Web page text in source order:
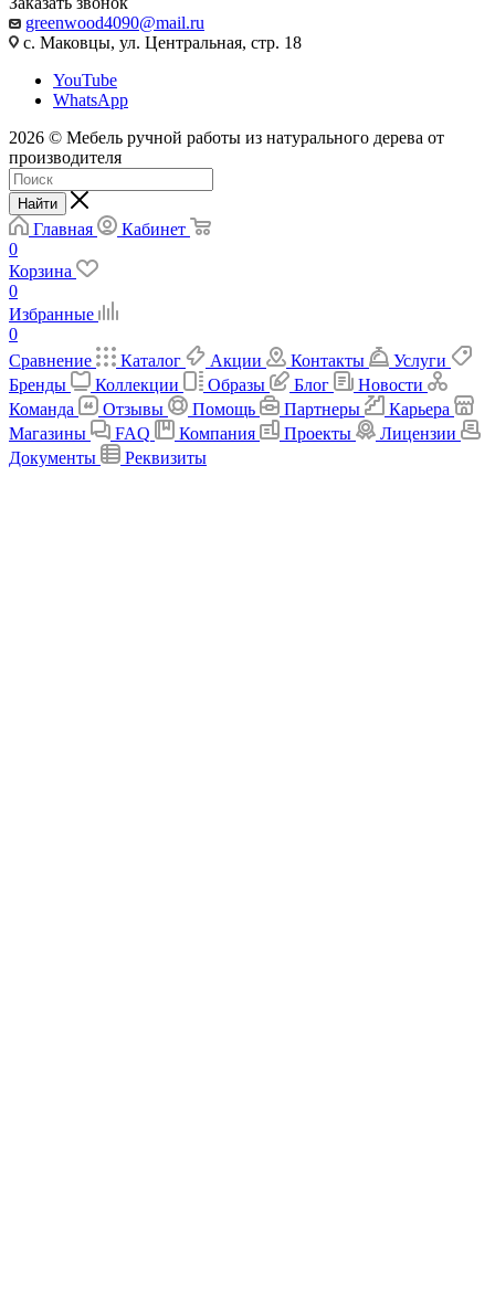
greenwood4090@mail.ru
с. Маковцы, ул. Центральная, стр. 18
YouTube
WhatsApp
2026 © Мебель ручной работы из натурального дерева от
производителя
Найти
Главная
Кабинет
0
Корзина
0
Избранные
0
Сравнение
Каталог Акции Контакты
Услуги
Бренды
Коллекции Образы Блог
Новости
Команда
Отзывы Помощь Партнеры
Карьера
Магазины
FAQ Компания Проекты
Лицензии
Документы
Реквизиты